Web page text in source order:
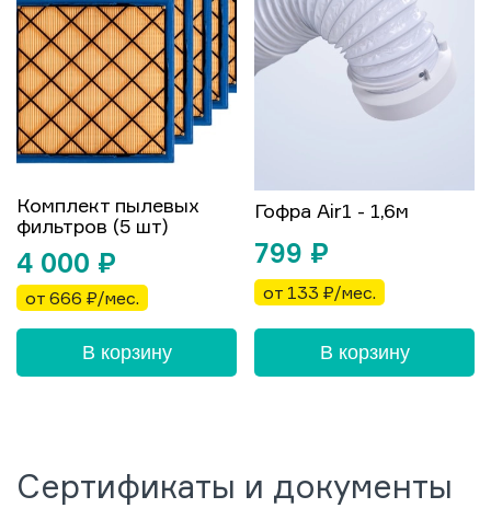
Комплект пылевых
фильтров (5 шт)
4 000 ₽
от 666 ₽/мес.
В корзину
Гофра Air1 - 1,6м
799 ₽
от 133 ₽/мес.
В корзину
Сертификаты и документы